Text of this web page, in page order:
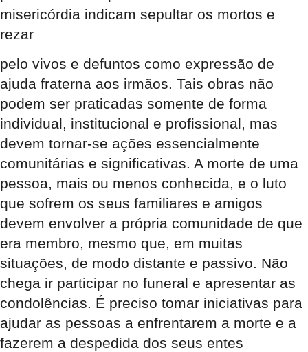
misericórdia indicam sepultar os mortos e
rezar
pelo vivos e defuntos como expressão de
ajuda fraterna aos irmãos. Tais obras não
podem ser praticadas somente de forma
individual, institucional e profissional, mas
devem tornar-se ações essencialmente
comunitárias e significativas. A morte de uma
pessoa, mais ou menos conhecida, e o luto
que sofrem os seus familiares e amigos
devem envolver a própria comunidade de que
era membro, mesmo que, em muitas
situações, de modo distante e passivo. Não
chega ir participar no funeral e apresentar as
condolências. É preciso tomar iniciativas para
ajudar as pessoas a enfrentarem a morte e a
fazerem a despedida dos seus entes